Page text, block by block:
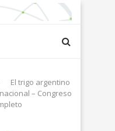
El trigo argentino
– Congreso